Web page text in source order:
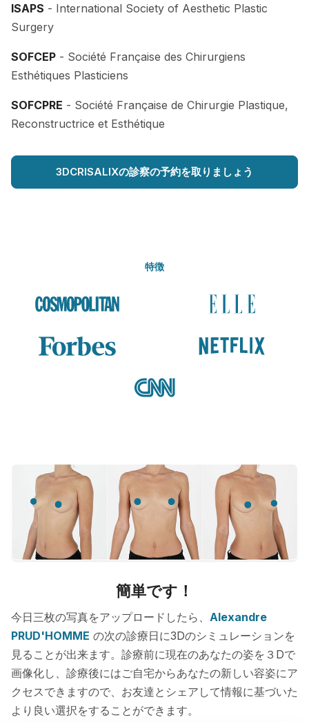
ISAPS - International Society of Aesthetic Plastic
Surgery
SOFCEP - Société Française des Chirurgiens
Esthétiques Plasticiens
SOFCPRE - Société Française de Chirurgie Plastique,
Reconstructrice et Esthétique
3DCRISALIXの診察の予約を取りましょう
特徴
簡単です！
今日三枚の写真をアップロードしたら、 Alexandre
PRUD'HOMME の次の診療日に3Dのシミュレーションを
見ることが出来ます。診療前に現在のあなたの姿を３Dで
画像化し、診療後にはご自宅からあなたの新しい容姿にア
クセスできますので、お友達とシェアして情報に基づいた
より良い選択をすることができます。